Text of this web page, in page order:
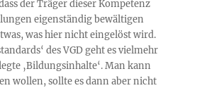
der Träger dieser Kompetenz
eigenständig bewältigen
was hier nicht eingelöst wird.
des VGD geht es vielmehr
‚Bildungsinhalte‘. Man kann
wollen, sollte es dann aber nicht